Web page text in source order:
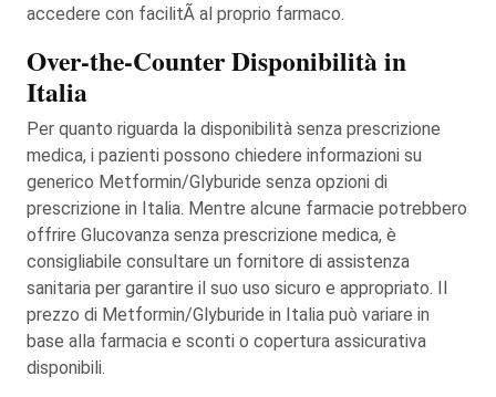
accedere con facilitÃ al proprio farmaco.
Over-the-Counter Disponibilità in
Italia
Per quanto riguarda la disponibilità senza prescrizione
medica, i pazienti possono chiedere informazioni su
generico Metformin/Glyburide senza opzioni di
prescrizione in Italia. Mentre alcune farmacie potrebbero
offrire Glucovanza senza prescrizione medica, è
consigliabile consultare un fornitore di assistenza
sanitaria per garantire il suo uso sicuro e appropriato. Il
prezzo di Metformin/Glyburide in Italia può variare in
base alla farmacia e sconti o copertura assicurativa
disponibili.